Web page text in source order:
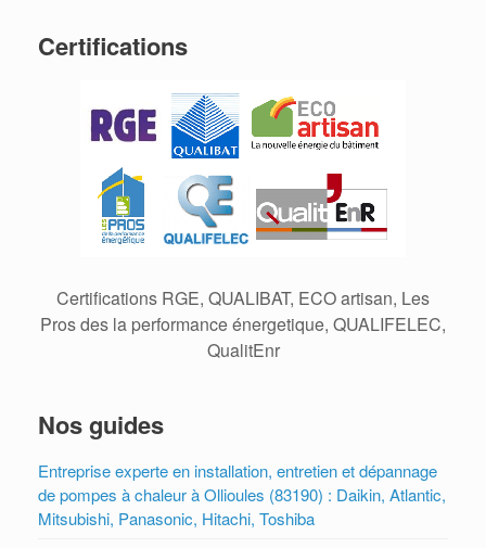
Certifications
Certifications RGE, QUALIBAT, ECO artisan, Les
Pros des la performance énergetique, QUALIFELEC,
QualitEnr
Nos guides
Entreprise experte en installation, entretien et dépannage
de pompes à chaleur à Ollioules (83190) : Daikin, Atlantic,
Mitsubishi, Panasonic, Hitachi, Toshiba